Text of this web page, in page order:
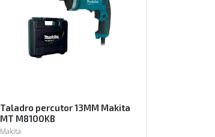
Taladro percutor 13MM Makita
MT M8100KB
Makita